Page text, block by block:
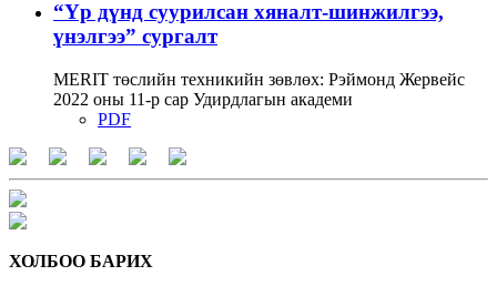
“Үр дүнд суурилсан хяналт-шинжилгээ,
үнэлгээ” сургалт
MERIT төслийн техникийн зөвлөх: Рэймонд Жервейс
2022 оны 11-р сар Удирдлагын академи
PDF
ХОЛБОО БАРИХ